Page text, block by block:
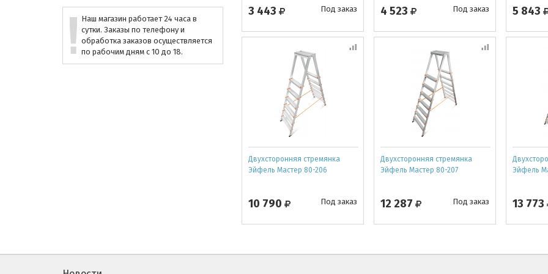
Наш магазин работает 24 часа в
сутки. Заказы по телефону и
обработка заказов осуществляется
по рабочим дням с 10 до 18.
3 443 Под заказ 4 523 Под заказ 5 843
Двухсторонняя стремянка
Эйфель Мастер 80-206
10 790 Под заказ
Двухсторонняя стремянка
Эйфель Мастер 80-207
12 287 Под заказ
Эйфель
13 773